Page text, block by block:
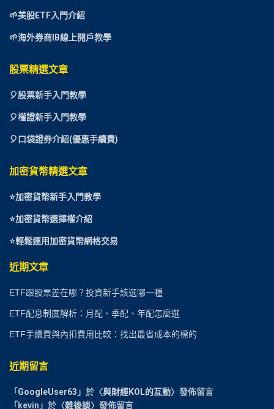
🌱美股ETF入門介紹
🌱海外券商IB線上開戶教學
股票精選文章
🎈股票新手入門教學
🎈權證新手入門教學
🎈口袋證券介紹(優惠手續費)
加密貨幣精選文章
⭐加密貨幣新手入門教學
⭐加密貨幣選擇權介紹
⭐輕鬆運用加密貨幣網格交易
近期文章
ETF跟股票差在哪？投資新手該選哪一種
ETF配息制度解析：月配、季配、年配怎麼選
ETF手續費與內扣費用比較：找出最省成本的標的
近期留言
「 GoogleUser63 」於〈與財經KOL的互動〉發佈留言
「 kevin 」於〈雜後談〉發佈留言